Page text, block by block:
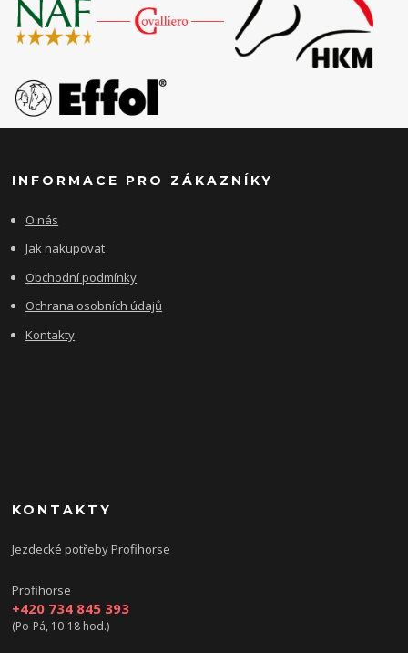
INFORMACE PRO ZÁKAZNÍKY
O nás
Jak nakupovat
Obchodní podmínky
Ochrana osobních údajů
Kontakty
KONTAKTY
Jezdecké potřeby Profihorse
Profihorse
+420 734 845 393
(Po-Pá, 10-18 hod.)